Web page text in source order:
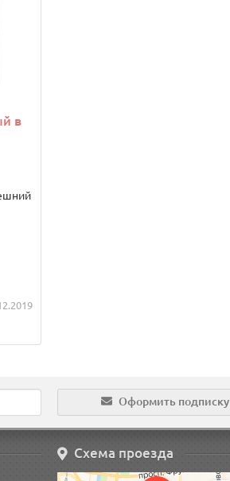
в
Оформить подписку
Схема проезда